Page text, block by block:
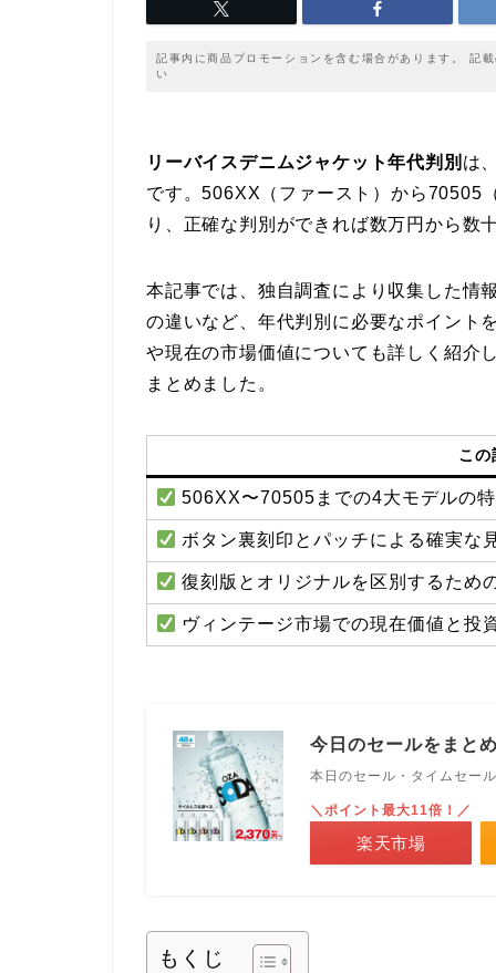
記事内に商品プロモーションを含む場合があります。 記
い
リーバイスデニムジャケット年代判別 は
です。506XX（ファースト）から70505
り、正確な判別ができれば数万円から数
本記事では、独自調査により収集した情
の違いなど、年代判別に必要なポイント
や現在の市場価値についても詳しく紹介
まとめました。
この
506XX〜70505までの4大モデルの
ボタン裏刻印とパッチによる確実な
復刻版とオリジナルを区別するため
ヴィンテージ市場での現在価値と投
今日のセールをまと
本日のセール・タイムセー
＼ポイント最大11倍！／
楽天市場
もくじ